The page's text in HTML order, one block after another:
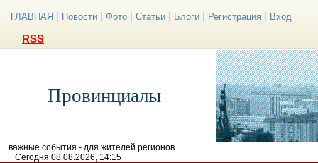
ГЛАВНАЯ Новости Фото Статьи Блоги Регистрация Вход
RSS
Провинциалы
важные события - для жителей регионов
Сегодня 08.08.2026, 14:15